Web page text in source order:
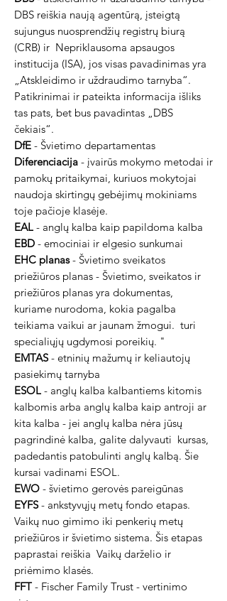
DBS reiškia naują agentūrą, įsteigtą
sujungus nuosprendžių registrų biurą
(CRB) ir Nepriklausoma apsaugos
institucija (ISA), jos visas pavadinimas yra
„Atskleidimo ir uždraudimo tarnyba“.
Patikrinimai ir pateikta informacija išliks
tas pats, bet bus pavadintas „DBS
čekiais“.
DfE - Švietimo departamentas
Diferenciacija - įvairūs mokymo metodai ir
pamokų pritaikymai, kuriuos mokytojai
naudoja skirtingų gebėjimų mokiniams
toje pačioje klasėje.
EAL - anglų kalba kaip papildoma kalba
EBD - emociniai ir elgesio sunkumai
EHC planas- Švietimo sveikatos
priežiūros planas - Švietimo, sveikatos ir
priežiūros planas yra dokumentas,
kuriame nurodoma, kokia pagalba
teikiama vaikui ar jaunam žmogui. turi
specialiųjų ugdymosi poreikių. "
EMTAS- etninių mažumų ir keliautojų
pasiekimų tarnyba
ESOL - anglų kalba kalbantiems kitomis
kalbomis arba anglų kalba kaip antroji ar
kita kalba - jei anglų kalba nėra jūsų
pagrindinė kalba, galite dalyvauti kursas,
padedantis patobulinti anglų kalbą. Šie
kursai vadinami ESOL.
EWO - švietimo gerovės pareigūnas
EYFS- ankstyvųjų metų fondo etapas.
Vaikų nuo gimimo iki penkerių metų
priežiūros ir švietimo sistema. Šis etapas
paprastai reiškia Vaikų darželio ir
priėmimo klasės.
FFT - Fischer Family Trust - vertinimo